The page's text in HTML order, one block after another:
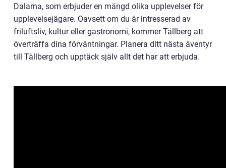
Dalarna, som erbjuder en mängd olika upplevelser för
upplevelsejägare. Oavsett om du är intresserad av
friluftsliv, kultur eller gastronomi, kommer Tällberg att
överträffa dina förväntningar. Planera ditt nästa äventyr
till Tällberg och upptäck själv allt det har att erbjuda.